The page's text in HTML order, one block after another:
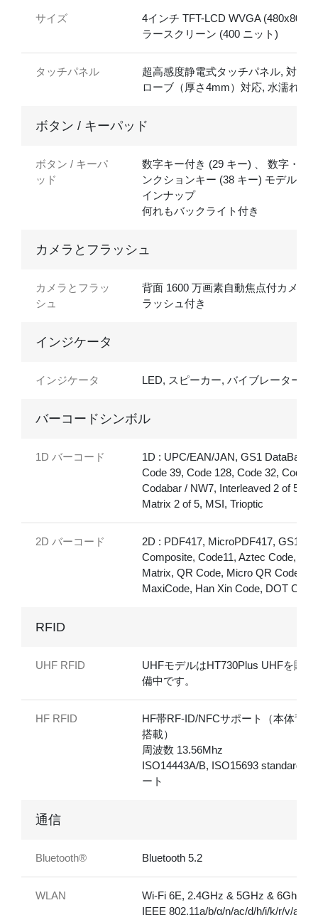
サイズ
4インチ TFT-LCD WVGA (480x800)
ラースクリーン (400 ニット)
タッチパネル
超高感度静電式タッチパネル, 対応グ
ローブ（厚さ4mm）対応, 水濡れ対
ボタン / キーパッド
ボタン / キーパ
ッド
数字キー付き (29 キー) 、 数字・フ
ンクションキー (38 キー) モデルをラ
インナップ
何れもバックライト付き
カメラとフラッシュ
カメラとフラッ
シュ
背面 1600 万画素自動焦点付カメラ,
ラッシュ付き
インジケータ
インジケータ LED, スピーカー, バイブレーター
バーコードシンボル
1D バーコード
1D : UPC/EAN/JAN, GS1 DataBar,
Code 39, Code 128, Code 32, Code
Codabar / NW7, Interleaved 2 of 5,
Matrix 2 of 5, MSI, Trioptic
2D バーコード
2D : PDF417, MicroPDF417, GS1
Composite, Code11, Aztec Code,
Matrix, QR Code, Micro QR Code,
MaxiCode, Han Xin Code, DOT Code
RFID
UHF RFID
UHFモデルはHT730Plus UHFを販売
備中です。
HF RFID
HF帯RF-ID/NFCサポート（本体背面
搭載）
周波数 13.56Mhz
ISO14443A/B, ISO15693 standardサ
ート
通信
Bluetooth® Bluetooth 5.2
WLAN
Wi-Fi 6E, 2.4GHz & 5GHz & 6Ghz
IEEE 802.11a/b/g/n/ac/d/h/i/k/r/v/ac/ax